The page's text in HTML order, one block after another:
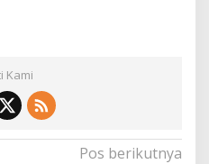
Kami
Pos berikutnya